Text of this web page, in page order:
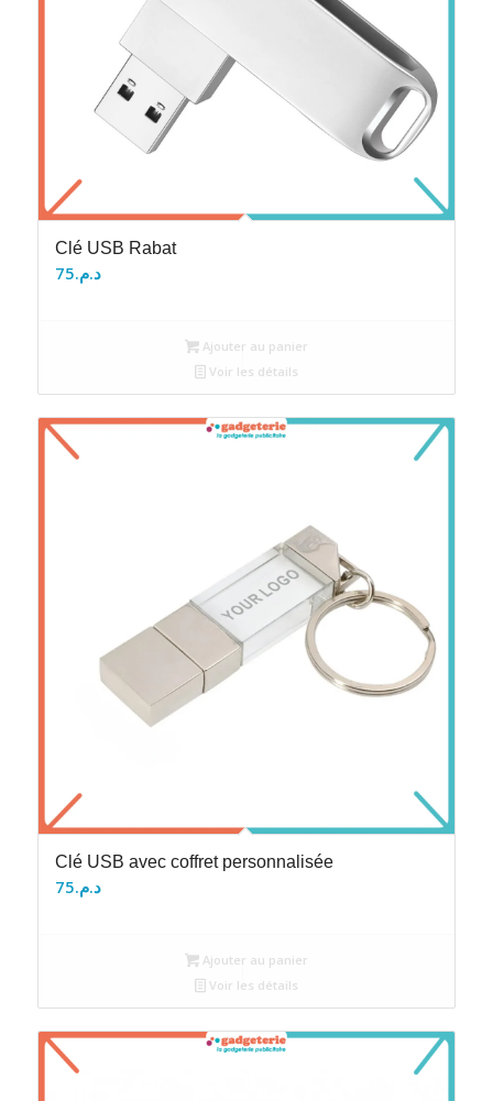
Clé USB Rabat
د.م.75
Ajouter au panier
Voir les détails
Clé USB avec coffret personnalisée
د.م.75
Ajouter au panier
Voir les détails